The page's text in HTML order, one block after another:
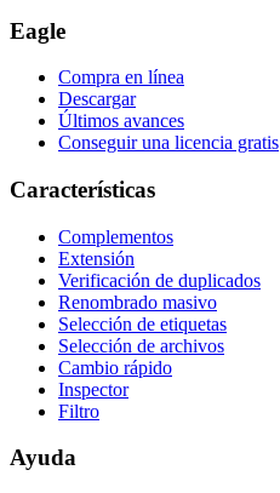
Eagle
Compra en línea
Descargar
Últimos avances
Conseguir una licencia gratis
Características
Complementos
Extensión
Verificación de duplicados
Renombrado masivo
Selección de etiquetas
Selección de archivos
Cambio rápido
Inspector
Filtro
Ayuda